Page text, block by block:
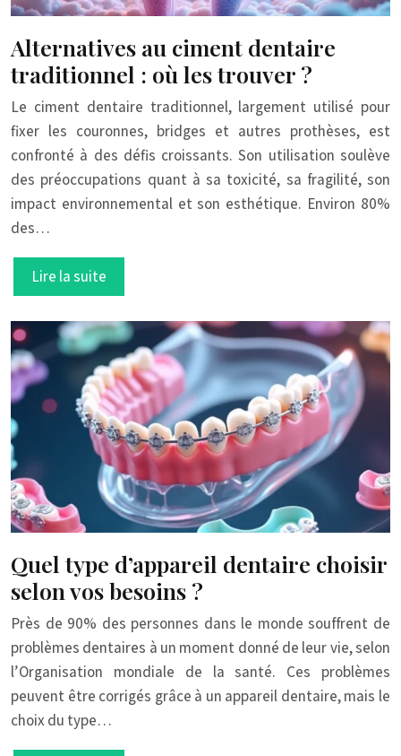
Alternatives au ciment dentaire
traditionnel : où les trouver ?
Le ciment dentaire traditionnel, largement utilisé pour
fixer les couronnes, bridges et autres prothèses, est
confronté à des défis croissants. Son utilisation soulève
des préoccupations quant à sa toxicité, sa fragilité, son
impact environnemental et son esthétique. Environ 80%
des…
Lire la suite
Quel type d’appareil dentaire choisir
selon vos besoins ?
Près de 90% des personnes dans le monde souffrent de
problèmes dentaires à un moment donné de leur vie, selon
l’Organisation mondiale de la santé. Ces problèmes
peuvent être corrigés grâce à un appareil dentaire, mais le
choix du type…